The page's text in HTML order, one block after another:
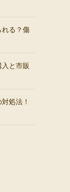
れる？傷
と市販
処法！